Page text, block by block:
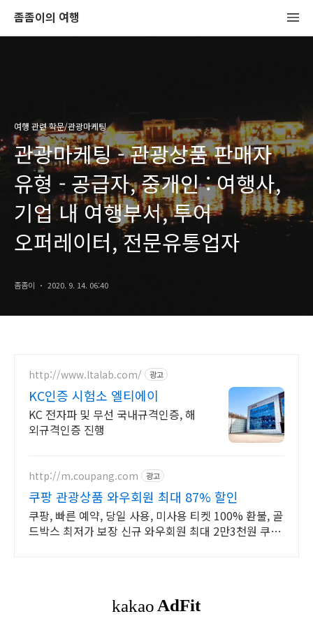
좀좀이의 여행
여행 관련 학문/관광마케팅
관광마케팅 - 관광상품 판매자
유형 - 공급자, 중개인 : 여행사,
기업 내 여행부서, 투어
오퍼레이터, 전문유통업자
좀좀이 2020. 9. 14. 06:40
http://www.ltalab.com/ 광고
KC인증 시험소 엘티에이
KC 전자파 및 무선 국내규격인증, 해
외규격인증 진행
http://m.coupang.com 광고
쿠팡 관광상품 와우회원 최대 87% 할인
쿠팡, 빠른 예약, 당일 사용, 미사용 티켓 100% 환불, 골
드박스 최저가 보장 신규 와우회원 최대 2만3천원 쿠폰